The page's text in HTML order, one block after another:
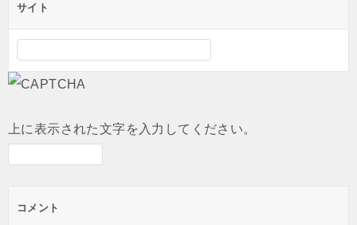
サイト
上に表示された文字を入力してください。
コメント